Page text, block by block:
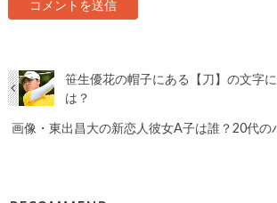
笹生優花の帽子にある【刀】の文字
は？
画像・東出昌大の新恋人彼女A子は誰？20代の